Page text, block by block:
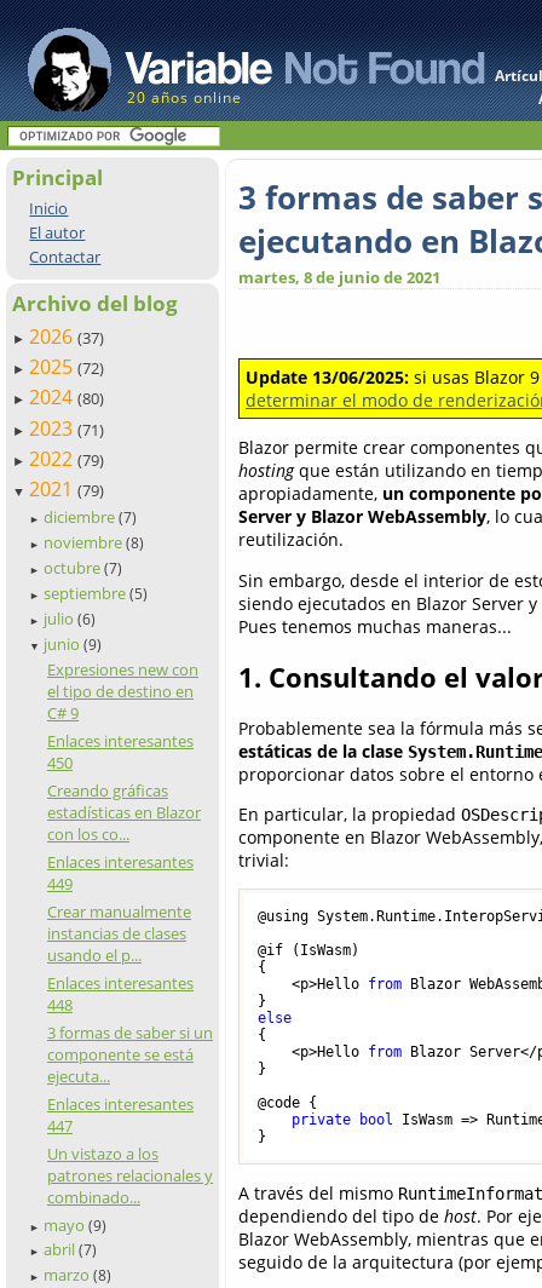
20 años online
Principal
Inicio
El autor
Contactar
Archivo del blog
► 2026 (37)
► 2025 (72)
► 2024 (80)
► 2023 (71)
► 2022 (79)
▼ 2021 (79)
► diciembre (7)
► noviembre (8)
► octubre (7)
► septiembre (5)
► julio (6)
▼ junio (9)
Expresiones new con
el tipo de destino en
C# 9
Enlaces interesantes
450
Creando gráficas
estadísticas en Blazor
con los co...
Enlaces interesantes
449
Crear manualmente
instancias de clases
usando el p...
Enlaces interesantes
448
3 formas de saber si un
componente se está
ejecuta...
Enlaces interesantes
447
Un vistazo a los
patrones relacionales y
combinado...
► mayo (9)
► abril (7)
► marzo (8)
3 formas de saber
ejecutando en
martes, 8 de junio de 2021
Update 13/06/2025: si usas Blazor
determinar el modo de
Blazor permite crear componentes
hostingque están utilizando en
apropiadamente, un componente
Server y Blazor WebAssembly, lo
reutilización.
Sin embargo, desde el interior de
siendo ejecutados en Blazor Server
Pues tenemos muchas maneras...
1. Consultando el
Probablemente sea la fórmula más
estáticas de la clase
proporcionar datos sobre el
En particular, la propiedad
componente en Blazor
trivial:
@using
@if (IsWasm)
{
    <p>Hello
from Blazor
else
{
    <p>Hello
from Blazor Server</
}
@code {
private
bool IsWasm =>
A través del mismo
dependiendo del tipo de host. Por
Blazor WebAssembly, mientras que
seguido de la arquitectura (por